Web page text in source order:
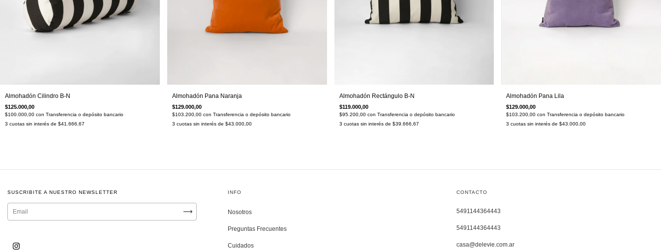
Almohadón Cilindro B-N
$125.000,00
$100.000,00 con Transferencia o depósito bancario
3 cuotas sin interés de $41.666,67
Almohadón Pana Naranja
$129.000,00
$103.200,00 con Transferencia o depósito bancario
3 cuotas sin interés de $43.000,00
Almohadón Rectángulo B-N
$119.000,00
$95.200,00 con Transferencia o depósito bancario
3 cuotas sin interés de $39.666,67
Almohadón Pana Lila
$129.000,00
$103.200,00con Transferencia o depósito bancario
3 cuotas sin interés de$43.000,00
SUSCRIBITE A NUESTRO NEWSLETTER INFO
Nosotros
Preguntas Frecuentes
Cuidados
CONTACTO
5491144364443
5491144364443
casa@delevie.com.ar